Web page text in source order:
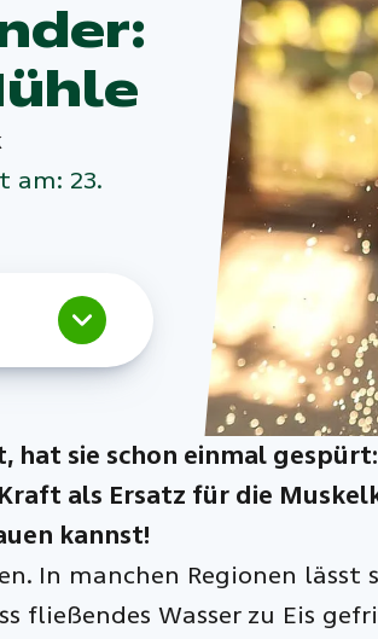
am: 23.
hat sie schon einmal
als Ersatz für die
kannst!
In manchen Regionen
Wasser zu Eis